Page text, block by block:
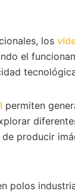
los
el
permiten
producir
polos